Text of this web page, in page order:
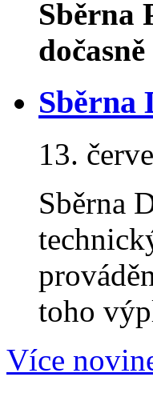
Sběrna
Sběrna
13.
Sběrna
toho
Více